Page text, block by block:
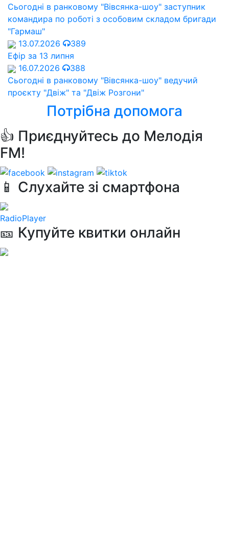
Сьогодні в ранковому "Вівсянка-шоу" заступник
командира по роботі з особовим складом бригади
"Гармаш"
13.07.2026
389
Ефір за 13 липня
16.07.2026
388
Сьогодні в ранковому "Вівсянка-шоу" ведучий
проєкту "Двіж" та "Двіж Розгони"
Потрібна допомога
👍 Приєднуйтесь до Мелодія
FM!
📱 Слухайте зі смартфона
RadioPlayer
🎫 Купуйте квитки онлайн